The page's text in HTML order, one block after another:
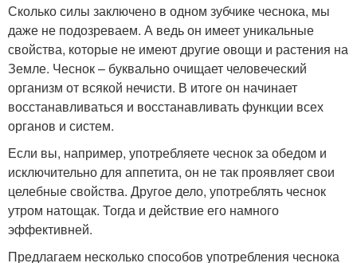
Сколько силы заключено в одном зубчике чеснока, мы
даже не подозреваем. А ведь он имеет уникальные
свойства, которые не имеют другие овощи и растения на
Земле. Чеснок – буквально очищает человеческий
организм от всякой нечисти. В итоге он начинает
восстанавливаться и восстанавливать функции всех
органов и систем.
Если вы, например, употребляете чеснок за обедом и
исключительно для аппетита, он не так проявляет свои
целебные свойства. Другое дело, употреблять чеснок
утром натощак. Тогда и действие его намного
эффективней.
Предлагаем несколько способов употребления чеснока